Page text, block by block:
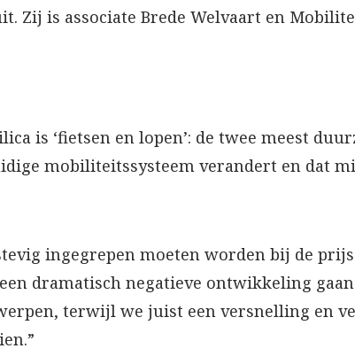
Zij is associate Brede Welvaart en
is ‘fietsen en lopen’: de twee meest
mobiliteitssysteem verandert en dat
ingegrepen moeten worden bij de
dramatisch negatieve ontwikkeling
terwijl we juist een versnelling en